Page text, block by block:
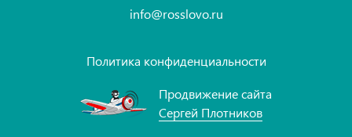
info@rosslovo.ru
Политика конфиденциальности
Продвижение сайта
Сергей Плотников